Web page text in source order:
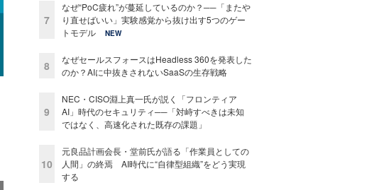
7
なぜ“PoC疲れ”が蔓延しているのか？──「またや
り直せばいい」実験感覚から抜け出す5つのゲー
トモデル
NEW
8
なぜセールスフォースはHeadless 360を発表した
のか？AIに中抜きされないSaaSの生存戦略
9
NEC・CISO淵上真一氏が説く「フロンティア
AI」時代のセキュリティ──「対峙すべきは未知
ではなく、高速化された既存の課題」
10
元良品計画会長・堂前氏が語る「作業員としての
人間」の終焉 AI時代に“自律型組織”をどう実現
する